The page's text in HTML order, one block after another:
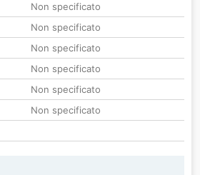
Non specificato
Non specificato
Non specificato
Non specificato
Non specificato
Non specificato